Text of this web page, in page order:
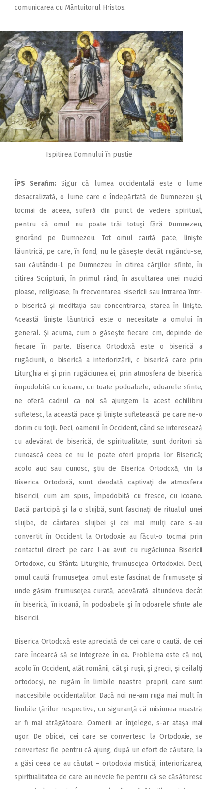
comunicarea cu Mântuitorul Hristos.
Ispitirea Domnului în pustie
ÎPS Serafim: Sigur că lumea occidentală este o lume
desacralizată, o lume care e îndepărtată de Dumnezeu şi,
tocmai de aceea, suferă din punct de vedere spiritual,
pentru că omul nu poate trăi totuşi fără Dumnezeu,
ignorând pe Dumnezeu. Tot omul caută pace, linişte
lăuntrică, pe care, în fond, nu le găseşte decât rugându-se,
sau căutându-L pe Dumnezeu în citirea cărţilor sfinte, în
citirea Scripturii, în primul rând, în ascultarea unei muzici
pioase, religioase, în frecventarea Bisericii sau intrarea într-
o biserică şi meditaţia sau concentrarea, starea în linişte.
Această linişte lăuntrică este o necesitate a omului în
general. Şi acuma, cum o găseşte fiecare om, depinde de
fiecare în parte. Biserica Ortodoxă este o biserică a
rugăciunii, o biserică a interiorizării, o biserică care prin
Liturghia ei şi prin rugăciunea ei, prin atmosfera de biserică
împodobită cu icoane, cu toate podoabele, odoarele sfinte,
ne oferă cadrul ca noi să ajungem la acest echilibru
sufletesc, la această pace şi linişte sufletească pe care ne-o
dorim cu toţii. Deci, oamenii în Occident, când se interesează
cu adevărat de biserică, de spiritualitate, sunt doritori să
cunoască ceea ce nu le poate oferi propria lor Biserică;
acolo aud sau cunosc, ştiu de Biserica Ortodoxă, vin la
Biserica Ortodoxă, sunt deodată captivaţi de atmosfera
bisericii, cum am spus, împodobită cu fresce, cu icoane.
Dacă participă şi la o slujbă, sunt fascinaţi de ritualul unei
slujbe, de cântarea slujbei şi cei mai mulţi care s-au
convertit în Occident la Ortodoxie au făcut-o tocmai prin
contactul direct pe care l-au avut cu rugăciunea Bisericii
Ortodoxe, cu Sfânta Liturghie, frumuseţea Ortodoxiei. Deci,
omul caută frumuseţea, omul este fascinat de frumuseţe şi
unde găsim frumuseţea curată, adevărată altundeva decât
în biserică, în icoană, în podoabele şi în odoarele sfinte ale
bisericii.
Biserica Ortodoxă este apreciată de cei care o caută, de cei
care încearcă să se integreze în ea. Problema este că noi,
acolo în Occident, atât românii, cât şi ruşii, şi grecii, şi ceilalţi
ortodocşi, ne rugăm în limbile noastre proprii, care sunt
inaccesibile occidentalilor. Dacă noi ne-am ruga mai mult în
limbile ţărilor respective, cu siguranţă că misiunea noastră
ar fi mai atrăgătoare. Oamenii ar înţelege, s-ar ataşa mai
uşor. De obicei, cei care se convertesc la Ortodoxie, se
convertesc fie pentru că ajung, după un efort de căutare, la
a găsi ceea ce au căutat – ortodoxia mistică, interiorizarea,
spiritualitatea de care au nevoie fie pentru că se căsătoresc